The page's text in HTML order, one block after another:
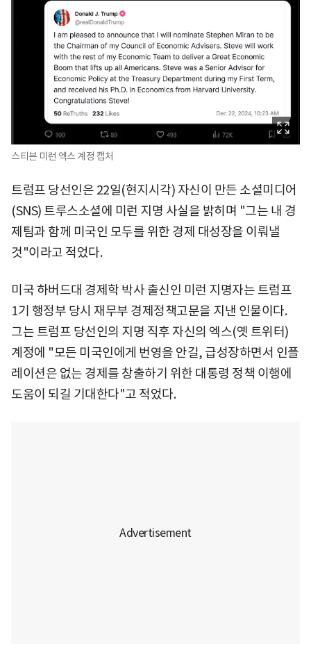
스티븐 미런 엑스 계정 캡처
트럼프 당선인은 22일(현지시각) 자신이 만든 소셜미디어
(SNS) 트루스소셜에 미런 지명 사실을 밝히며 "그는 내 경
제팀과 함께 미국인 모두를 위한 경제 대성장을 이뤄낼
것"이라고 적었다.
미국 하버드대 경제학 박사 출신인 미런 지명자는 트럼프
1기 행정부 당시 재무부 경제정책고문을 지낸 인물이다.
그는 트럼프 당선인의 지명 직후 자신의 엑스(옛 트위터)
계정에 "모든 미국인에게 번영을 안길, 급성장하면서 인플
레이션은 없는 경제를 창출하기 위한 대통령 정책 이행에
도움이 되길 기대한다"고 적었다.